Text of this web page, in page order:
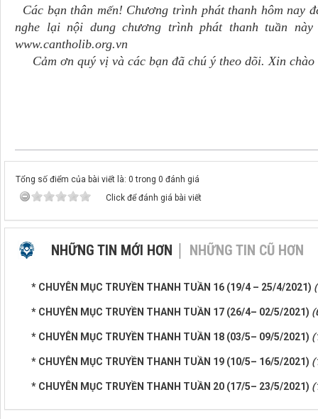
Các bạn thân mến! Chương trình phát thanh hôm nay
nghe lại nội dung chương trình phát thanh tuần
www.cantholib.org.vn
Cảm ơn quý vị và các bạn đã chú ý theo dõi. Xin chào
Tổng số điểm của bài viết là: 0 trong 0 đánh giá
Click để đánh giá bài viết
NHỮNG TIN MỚI HƠN NHỮNG TIN CŨ HƠN
* CHUYÊN MỤC TRUYỀN THANH TUẦN 16 (19/4 – 25/4/2021)
* CHUYÊN MỤC TRUYỀN THANH TUẦN 17 (26/4– 02/5/2021)
* CHUYÊN MỤC TRUYỀN THANH TUẦN 18 (03/5– 09/5/2021)
* CHUYÊN MỤC TRUYỀN THANH TUẦN 19 (10/5– 16/5/2021)
* CHUYÊN MỤC TRUYỀN THANH TUẦN 20 (17/5– 23/5/2021)